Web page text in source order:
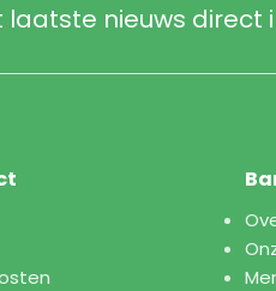
nieuws direct